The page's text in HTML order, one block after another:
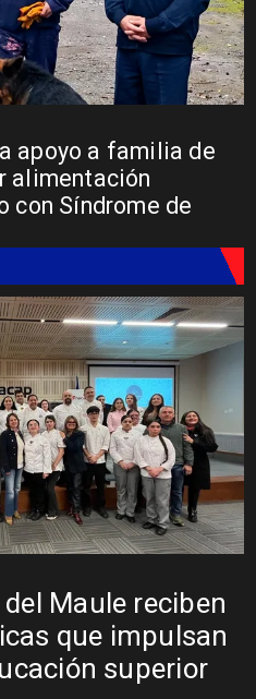
apoyo a familia de
alimentación
con Síndrome de
lidera la apuesta
el Paso
a Los